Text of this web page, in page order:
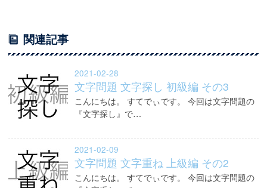
関連記事
2021-02-28
文字問題 文字探し 初級編 その3
こんにちは。 すてでぃです。 今回は文字問題の
『文字探し』で…
2021-02-09
文字問題 文字重ね 上級編 その2
こんにちは。 すてでぃです。 今回は文字問題の